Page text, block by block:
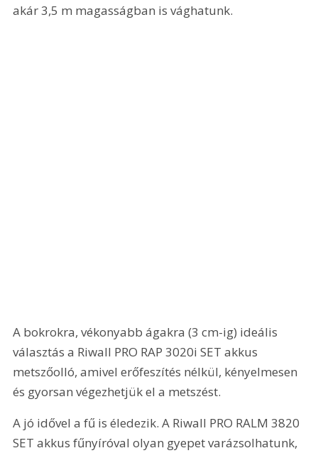
akár 3,5 m magasságban is vághatunk.
A bokrokra, vékonyabb ágakra (3 cm-ig) ideális
választás a Riwall PRO RAP 3020i SET akkus
metszőolló, amivel erőfeszítés nélkül, kényelmesen
és gyorsan végezhetjük el a metszést.
A jó idővel a fű is éledezik. A Riwall PRO RALM 3820
SET akkus fűnyíróval olyan gyepet varázsolhatunk,